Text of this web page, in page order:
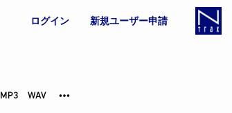
ログイン 新規ユーザー申請